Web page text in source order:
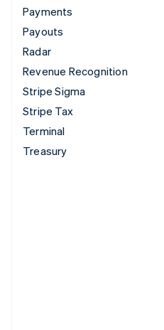
Payments
Payouts
Radar
Revenue Recognition
Stripe Sigma
Stripe Tax
Terminal
Treasury